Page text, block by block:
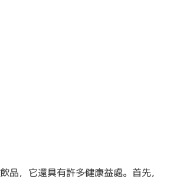
品，它還具有許多健康益處。首先，